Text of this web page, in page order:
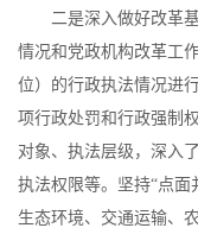
二是深入做好改革基
情况和党政机构改革工
位）的行政执法情况进
项行政处罚和行政强制
对象、执法层级，深入
执法权限等。坚持“点面
生态环境、交通运输、